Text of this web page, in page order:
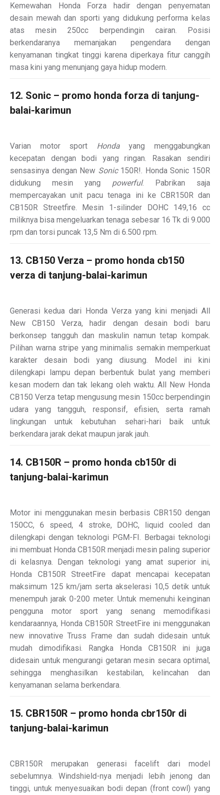
Kemewahan Honda Forza hadir dengan penyematan
desain mewah dan sporti yang didukung performa kelas
atas mesin 250cc berpendingin cairan. Posisi
berkendaranya memanjakan pengendara dengan
kenyamanan tingkat tinggi karena diperkaya fitur canggih
masa kini yang menunjang gaya hidup modern.
12. Sonic – promo honda forza di tanjung-
balai-karimun
Varian motor sport Hondayang menggabungkan
kecepatan dengan bodi yang ringan. Rasakan sendiri
sensasinya dengan New Sonic150R!
. Honda Sonic 150R
didukung mesin yang powerful. Pabrikan saja
mempercayakan unit pacu tenaga ini ke CBR150R dan
CB150R Streetfire. Mesin 1-silinder DOHC 149,16 cc
miliknya bisa mengeluarkan tenaga sebesar 16 Tk di 9.000
rpm dan torsi puncak 13,5 Nm di 6.500 rpm.
13. CB150 Verza – promo honda cb150
verza di tanjung-balai-karimun
Generasi kedua dari Honda Verza yang kini menjadi All
New CB150 Verza, hadir dengan desain bodi baru
berkonsep tangguh dan maskulin namun tetap kompak.
Pilihan warna stripe yang minimalis semakin memperkuat
karakter desain bodi yang diusung. Model ini kini
dilengkapi lampu depan berbentuk bulat yang memberi
kesan modern dan tak lekang oleh waktu. All New Honda
CB150 Verza tetap mengusung mesin 150cc berpendingin
udara yang tangguh, responsif, efisien, serta ramah
lingkungan untuk kebutuhan sehari-hari baik untuk
berkendara jarak dekat maupun jarak jauh.
14. CB150R – promo honda cb150r di
tanjung-balai-karimun
Motor ini menggunakan mesin berbasis CBR150 dengan
150CC, 6 speed, 4 stroke, DOHC, liquid cooled dan
dilengkapi dengan teknologi PGM-FI. Berbagai teknologi
ini membuat Honda CB150R menjadi mesin paling superior
di kelasnya. Dengan teknologi yang amat superior ini,
Honda CB150R StreetFire dapat mencapai kecepatan
maksimum 125 km/jam serta akselerasi 10,5 detik untuk
menempuh jarak 0-200 meter. Untuk memenuhi keinginan
pengguna motor sport yang senang memodifikasi
kendaraannya, Honda CB150R StreetFire ini menggunakan
new innovative Truss Frame dan sudah didesain untuk
mudah dimodifikasi. Rangka Honda CB150R ini juga
didesain untuk mengurangi getaran mesin secara optimal,
sehingga menghasilkan kestabilan, kelincahan dan
kenyamanan selama berkendara.
15. CBR150R – promo honda cbr150r di
tanjung-balai-karimun
CBR150R merupakan generasi facelift dari model
sebelumnya. Windshield-nya menjadi lebih jenong dan
tinggi, untuk menyesuaikan bodi depan (front cowl) yang